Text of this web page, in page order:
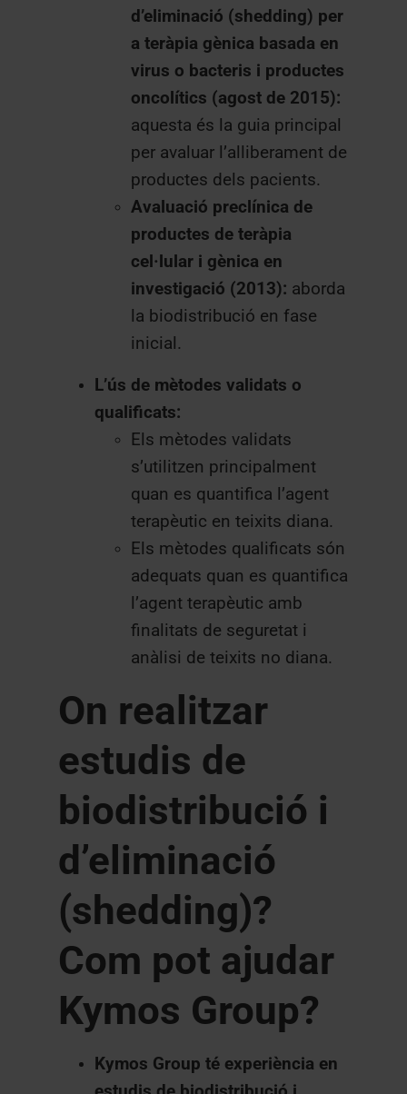
d’eliminació (shedding) per
a teràpia gènica basada en
virus o bacteris i productes
oncolítics (agost de 2015):
aquesta és la guia principal
per avaluar l’alliberament de
productes dels pacients.
Avaluació preclínica de
productes de teràpia
cel·lular i gènica en
investigació (2013): aborda
la biodistribució en fase
inicial.
L’ús de mètodes validats o
qualificats:
Els mètodes validats
s’utilitzen principalment
quan es quantifica l’agent
terapèutic en teixits diana.
Els mètodes qualificats són
adequats quan es quantifica
l’agent terapèutic amb
finalitats de seguretat i
anàlisi de teixits no diana.
On realitzar
estudis de
biodistribució i
d’eliminació
(shedding)?
Com pot ajudar
Kymos Group?
Kymos Group té experiència en